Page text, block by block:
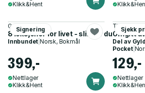
Klikk&Hent
Signering
Geir Aker
8 leksjoner for livet - slik blir du mer
Innbundet |Norsk, Bokmål
399,-
Nettlager
Klikk&Hent
Sjekk
Thomas
Omgitt
Del av
Pocket|
129,-
Nettlager